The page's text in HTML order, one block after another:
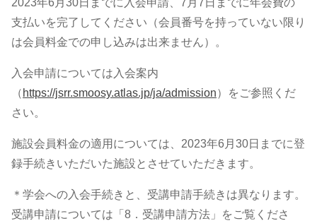
支払いを完了してください（会員番号を持っていない限り
は会員料金での申し込みは出来ません）。
入会申請については入会案内
（ https://jsrr.smoosy.atlas.jp/ja/admission）をご参照くだ
さい。
施設会員料金の適用については、2023年6月30日までに登
録手続きいただいた施設とさせていただきます。
＊学会への入会手続きと、受講申請手続きは異なります。
受講申請については「8．受講申請方法」をご覧くださ